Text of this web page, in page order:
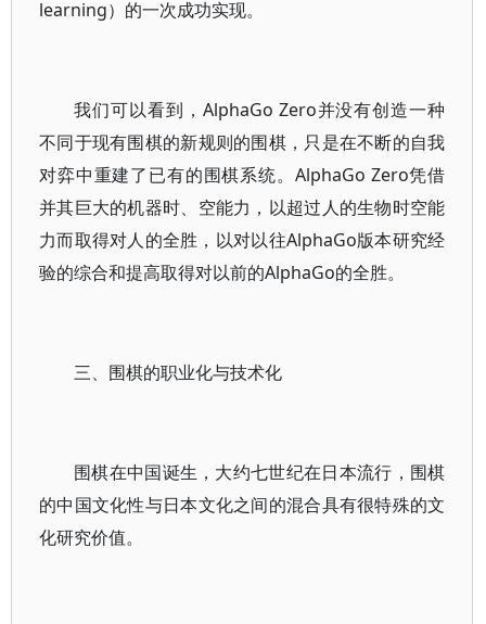
learning）的一次成功实现。
我们可以看到，AlphaGo Zero并没有创造一种
不同于现有围棋的新规则的围棋，只是在不断的自我
对弈中重建了已有的围棋系统。AlphaGo Zero凭借
并其巨大的机器时、空能力，以超过人的生物时空能
力而取得对人的全胜，以对以往AlphaGo版本研究经
验的综合和提高取得对以前的AlphaGo的全胜。
三、围棋的职业化与技术化
围棋在中国诞生，大约七世纪在日本流行，围棋
的中国文化性与日本文化之间的混合具有很特殊的文
化研究价值。